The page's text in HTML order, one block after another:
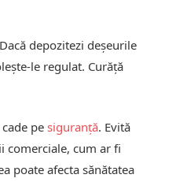
depozitezi deșeurile
le regulat. Curăță
cade pesiguranță. Evită
comerciale, cum ar fi
poate afecta sănătatea